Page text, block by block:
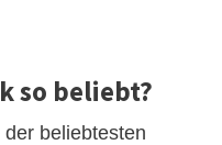
so beliebt?
beliebtesten